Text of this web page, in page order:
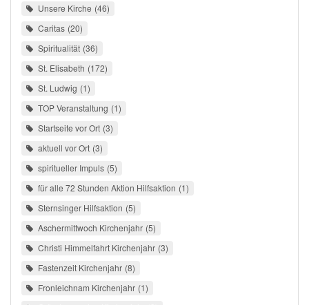
Unsere Kirche 46
Caritas 20
Spiritualität 36
St. Elisabeth 172
St. Ludwig 1
TOP Veranstaltung 1
Startseite vor Ort 3
aktuell vor Ort 3
spiritueller Impuls 5
für alle 72 Stunden Aktion Hilfsaktion 1
Sternsinger Hilfsaktion 5
Aschermittwoch Kirchenjahr 5
Christi Himmelfahrt Kirchenjahr 3
Fastenzeit Kirchenjahr 8
Fronleichnam Kirchenjahr 1